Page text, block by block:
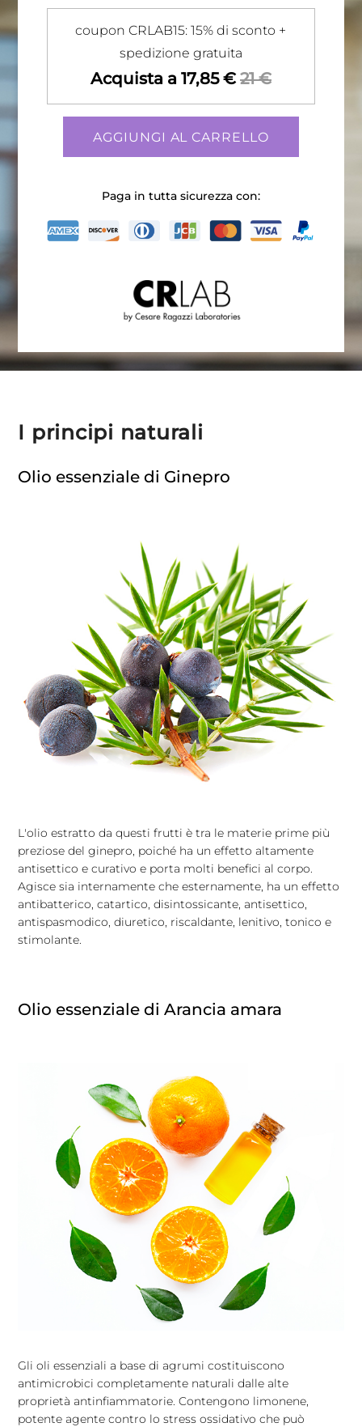
coupon CRLAB15: 15% di sconto +
spedizione gratuita
Acquista a 17,85 €21 €
AGGIUNGI AL CARRELLO
Paga in tutta sicurezza con:
I principi naturali
Olio essenziale di Ginepro
L'olio estratto da questi frutti è tra le materie prime più
preziose del ginepro, poiché ha un effetto altamente
antisettico e curativo e porta molti benefici al corpo.
Agisce sia internamente che esternamente, ha un effetto
antibatterico, catartico, disintossicante, antisettico,
antispasmodico, diuretico, riscaldante, lenitivo, tonico e
stimolante.
Olio essenziale di Arancia amara
Gli oli essenziali a base di agrumi costituiscono
antimicrobici completamente naturali dalle alte
proprietà antinfiammatorie. Contengono limonene,
potente agente contro lo stress ossidativo che può